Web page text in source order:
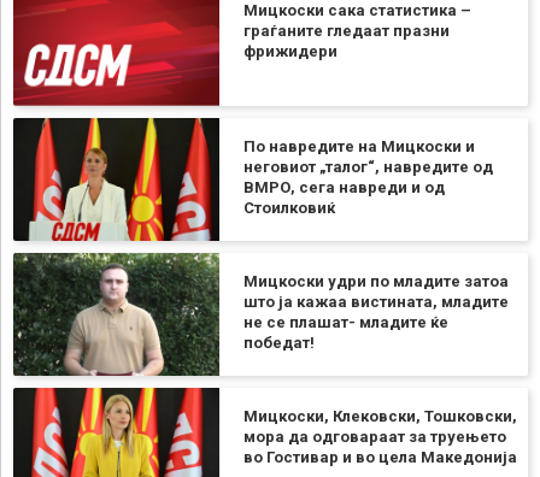
Мицкоски сака статистика –
граѓаните гледаат празни
фрижидери
По навредите на Мицкоски и
неговиот „талог“, навредите од
ВМРО, сега навреди и од
Стоилковиќ
Мицкоски удри по младите затоа
што ја кажаа вистината, младите
не се плашат- младите ќе
победат!
Мицкоски, Клековски, Тошковски,
мора да одговараат за труењето
во Гостивар и во цела Македонија